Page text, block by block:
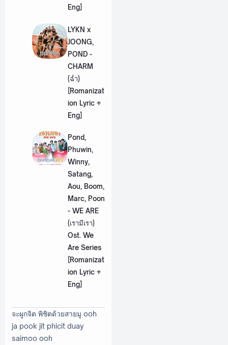
Eng]
LYKN x
JOONG,
POND -
CHARM
(ฉ่ำ)
[Romanizat
ion Lyric +
Eng]
Pond,
Phuwin,
Winny,
Satang,
Aou, Boom,
Marc, Poon
- WE ARE
(เรามีเรา)
Ost. We
Are Series
[Romanizat
ion Lyric +
Eng]
จะผูกจิต พิชิตด้วยสายมู ooh
ja pook jit phicit duay
saimoo ooh